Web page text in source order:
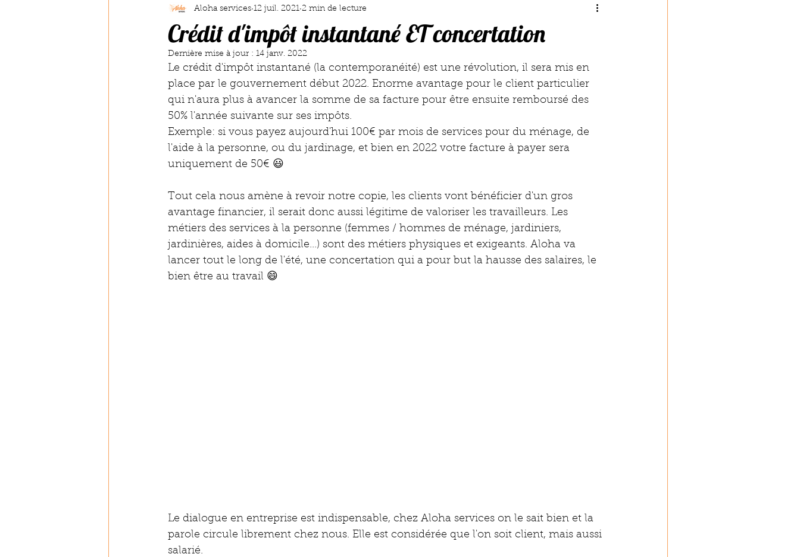
Crédit d'impôt instantané ET concertation
Aloha services 12 juil. 2021 2 min de lecture
Dernière mise à jour : 14 janv. 2022
Le crédit d'impôt instantané (la contemporanéité) est une révolution, il sera mis en
place par le gouvernement début 2022. Enorme avantage pour le client particulier
qui n'aura plus à avancer la somme de sa facture pour être ensuite remboursé des
50% l'année suivante sur ses impôts.
Exemple: si vous payez aujourd'hui 100€ par mois de services pour du ménage, de
l'aide à la personne, ou du jardinage, et bien en 2022 votre facture à payer sera
uniquement de 50€ 😃
Tout cela nous amène à revoir notre copie, les clients vont bénéficier d'un gros
avantage financier, il serait donc aussi légitime de valoriser les travailleurs. Les
métiers des services à la personne (femmes / hommes de ménage, jardiniers,
jardinières, aides à domicile...) sont des métiers physiques et exigeants. Aloha va
lancer tout le long de l'été, une concertation qui a pour but la hausse des salaires, le
bien être au travail 😄
Le dialogue en entreprise est indispensable, chez Aloha services on le sait bien et la
parole circule librement chez nous. Elle est considérée que l'on soit client, mais aussi
salarié.